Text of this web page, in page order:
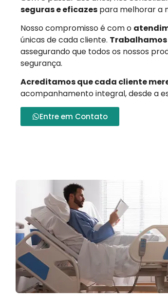
seguras e eficazes para melhorar a
Nosso compromisso é com o
únicas de cada cliente.
assegurando que todos os nossos
segurança.
Acreditamos que cada cliente
acompanhamento integral, desde a
Entre em Contato